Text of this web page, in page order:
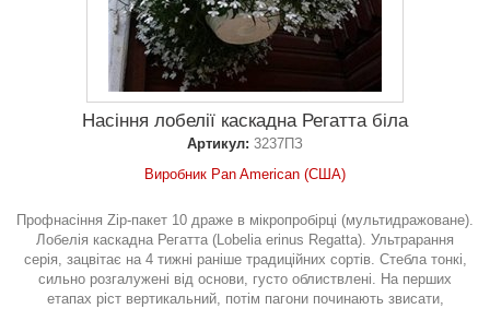
Насіння лобелії каскадна Регатта біла
Артикул: 3237ПЗ
Виробник Pan American (США)
Профнасіння Zip-пакет 10 драже в мікропробірці (мультидражоване).
Лобелія каскадна Регатта (Lobelia erinus Regatta). Ультрарання
серія, зацвітає на 4 тижні раніше традиційних сортів. Стебла тонкі,
сильно розгалужені від основи, густо облиствлені. На перших
етапах ріст вертикальний, потім пагони починають звисати,